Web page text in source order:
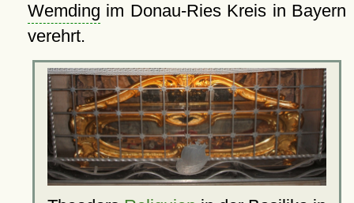
Wemding im Donau-Ries Kreis in Bayern
verehrt.